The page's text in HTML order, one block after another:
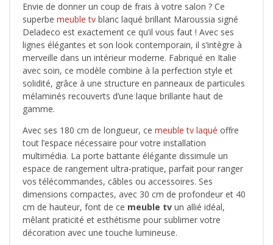
Envie de donner un coup de frais à votre salon ? Ce
superbe meuble tv blanc laqué brillant Maroussia signé
Deladeco est exactement ce qu’il vous faut ! Avec ses
lignes élégantes et son look contemporain, il s’intègre à
merveille dans un intérieur moderne. Fabriqué en Italie
avec soin, ce modèle combine à la perfection style et
solidité, grâce à une structure en panneaux de particules
mélaminés recouverts d’une laque brillante haut de
gamme.
Avec ses 180 cm de longueur, ce meuble tv laqué offre
tout l’espace nécessaire pour votre installation
multimédia. La porte battante élégante dissimule un
espace de rangement ultra-pratique, parfait pour ranger
vos télécommandes, câbles ou accessoires. Ses
dimensions compactes, avec 30 cm de profondeur et 40
cm de hauteur, font de ce meuble tv un allié idéal,
mêlant praticité et esthétisme pour sublimer votre
décoration avec une touche lumineuse.